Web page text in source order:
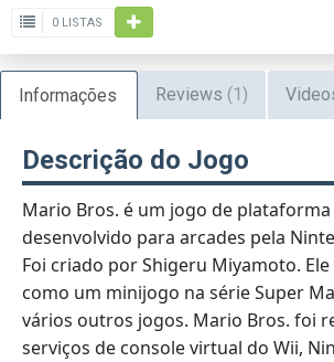
0 LISTAS
Informações Reviews (1)
Descrição do Jogo
Mario Bros. é um jogo de
desenvolvido para arcades pela
Foi criado por Shigeru Miyamoto.
como um minijogo na série Super
vários outros jogos. Mario Bros. foi
serviços de console virtual do Wii,